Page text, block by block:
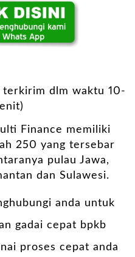
terkirim dlm waktu 10-
Finance memiliki
250 yang tersebar
pulau Jawa,
dan Sulawesi.
anda untuk
gadai cepat bpkb
proses cepat anda